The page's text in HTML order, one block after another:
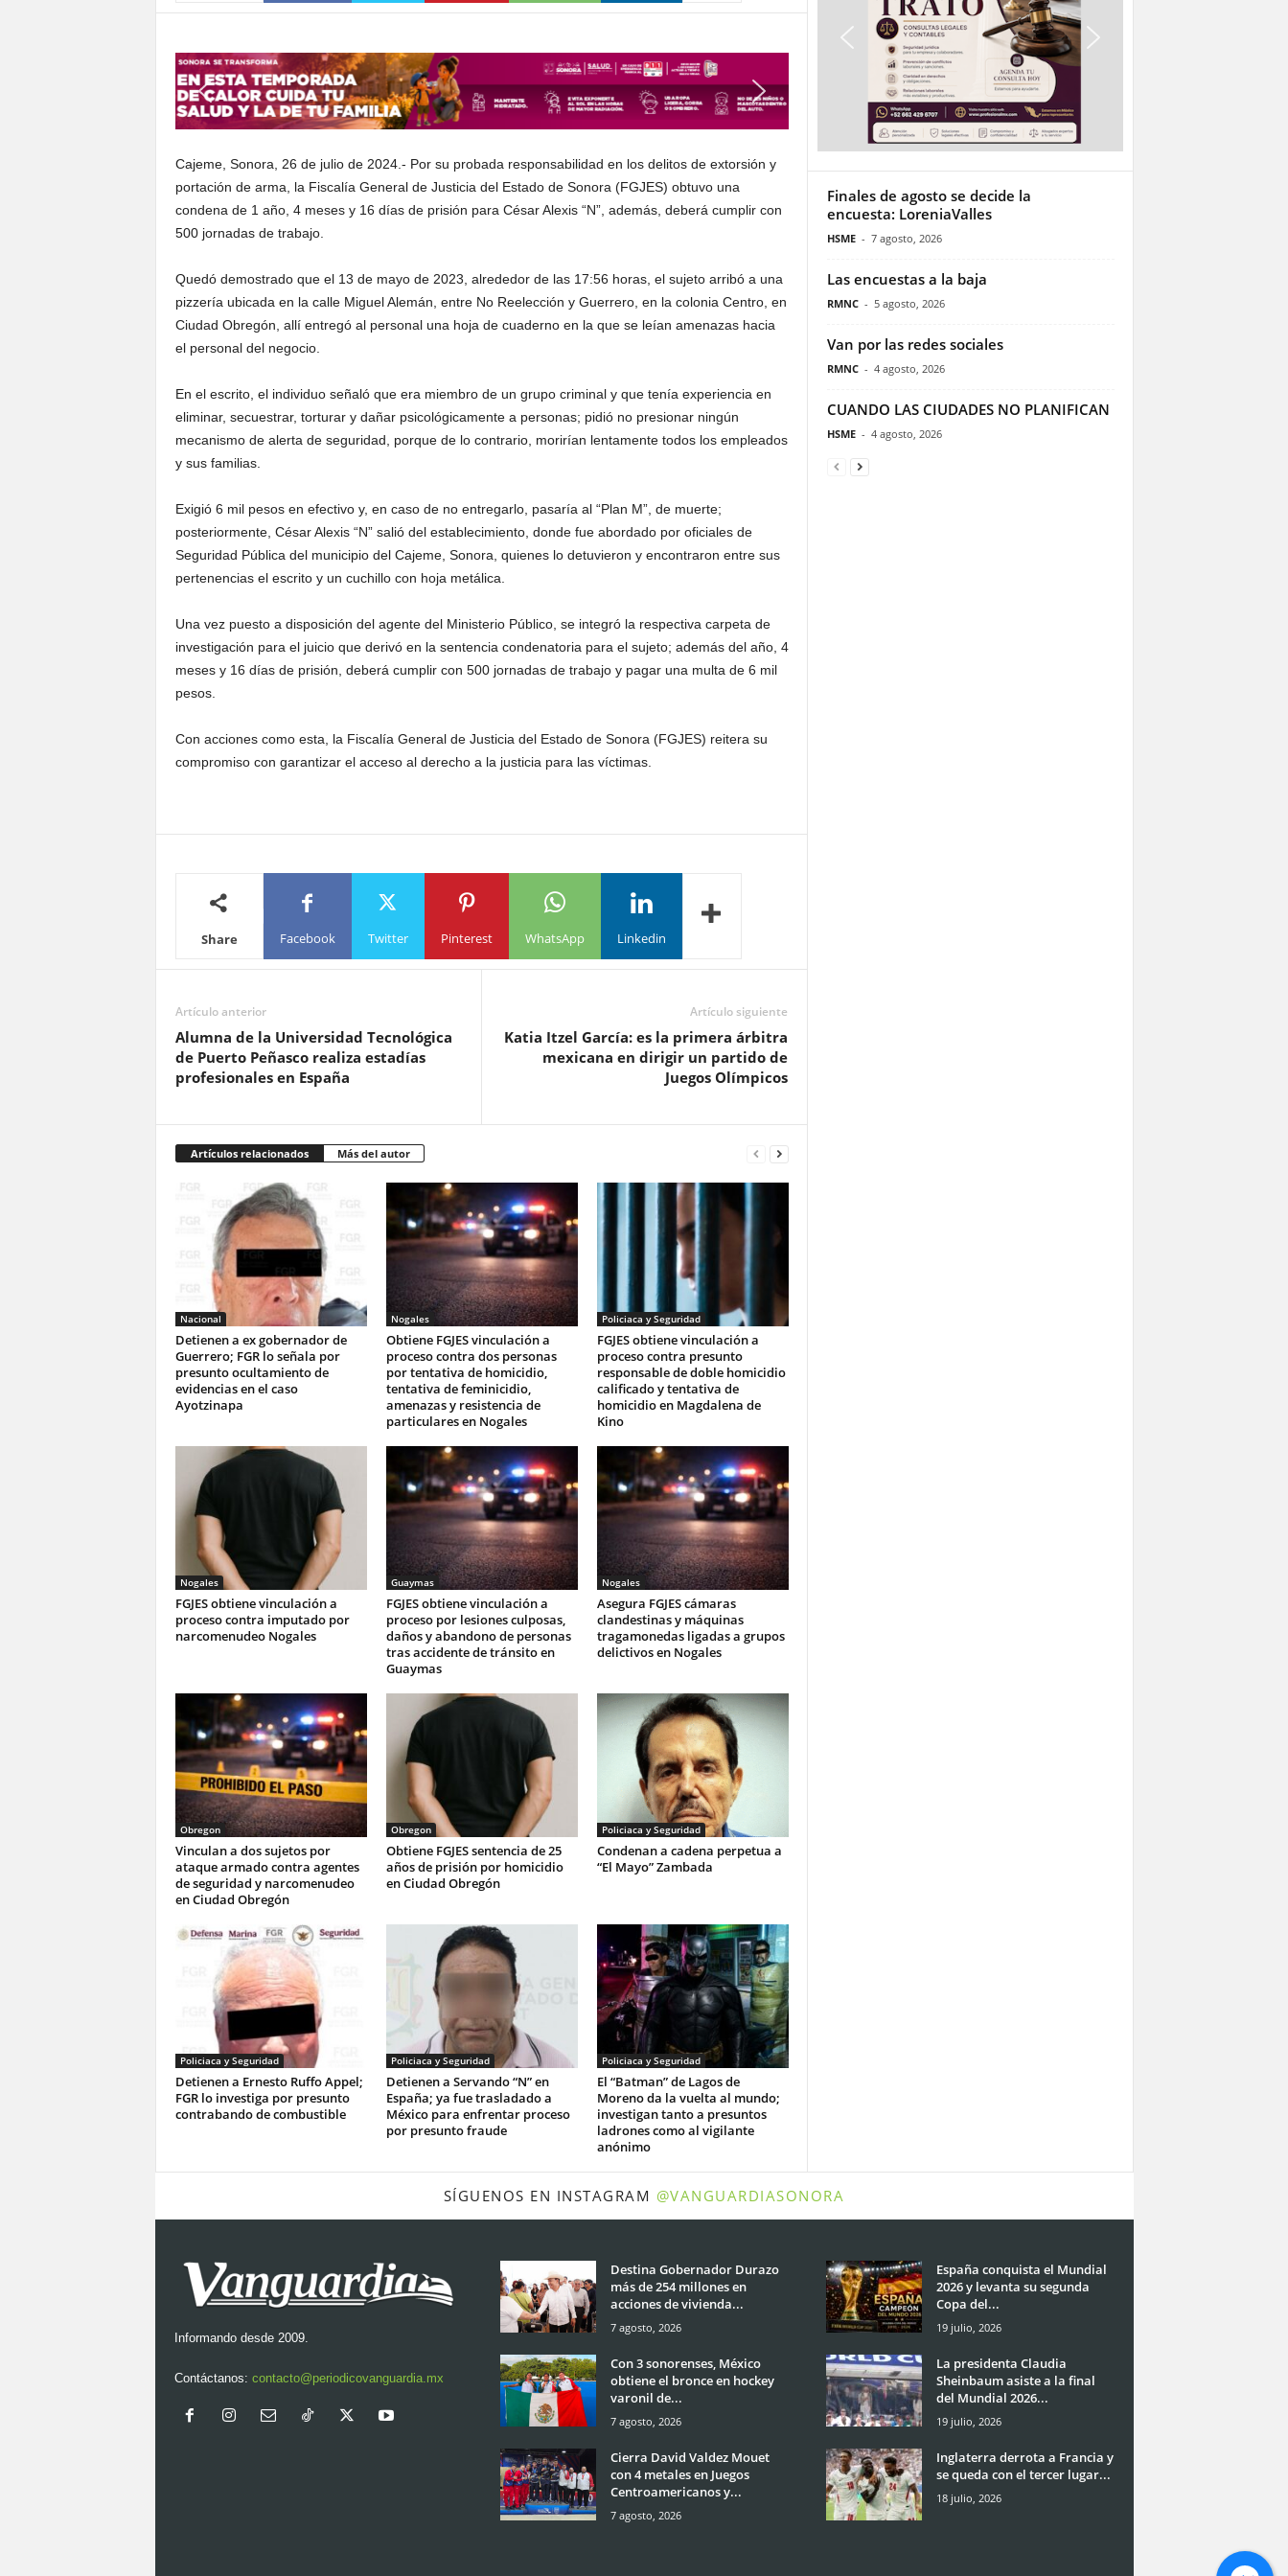
Cajeme, Sonora, 26 de julio de 2024.- Por su probada responsabilidad en los delitos de extorsión y
portación de arma, la Fiscalía General de Justicia del Estado de Sonora (FGJES) obtuvo una
condena de 1 año, 4 meses y 16 días de prisión para César Alexis “N”, además, deberá cumplir con
500 jornadas de trabajo.
Quedó demostrado que el 13 de mayo de 2023, alrededor de las 17:56 horas, el sujeto arribó a una
pizzería ubicada en la calle Miguel Alemán, entre No Reelección y Guerrero, en la colonia Centro, en
Ciudad Obregón, allí entregó al personal una hoja de cuaderno en la que se leían amenazas hacia
el personal del negocio.
En el escrito, el individuo señaló que era miembro de un grupo criminal y que tenía experiencia en
eliminar, secuestrar, torturar y dañar psicológicamente a personas; pidió no presionar ningún
mecanismo de alerta de seguridad, porque de lo contrario, morirían lentamente todos los empleados
y sus familias.
Exigió 6 mil pesos en efectivo y, en caso de no entregarlo, pasaría al “Plan M”, de muerte;
posteriormente, César Alexis “N” salió del establecimiento, donde fue abordado por oficiales de
Seguridad Pública del municipio del Cajeme, Sonora, quienes lo detuvieron y encontraron entre sus
pertenencias el escrito y un cuchillo con hoja metálica.
Una vez puesto a disposición del agente del Ministerio Público, se integró la respectiva carpeta de
investigación para el juicio que derivó en la sentencia condenatoria para el sujeto; además del año, 4
meses y 16 días de prisión, deberá cumplir con 500 jornadas de trabajo y pagar una multa de 6 mil
pesos.
Con acciones como esta, la Fiscalía General de Justicia del Estado de Sonora (FGJES) reitera su
compromiso con garantizar el acceso al derecho a la justicia para las víctimas.
Share Facebook Twitter Pinterest WhatsApp Linkedin
Artículo anterior
Alumna de la Universidad Tecnológica
de Puerto Peñasco realiza estadías
profesionales en España
Artículo siguiente
Katia Itzel García: es la primera árbitra
mexicana en dirigir un partido de
Juegos Olímpicos
Artículos relacionados Más del autor
Nacional
Detienen a ex gobernador de
Guerrero; FGR lo señala por
presunto ocultamiento de
evidencias en el caso
Ayotzinapa
Nogales
Obtiene FGJES vinculación a
proceso contra dos personas
por tentativa de homicidio,
tentativa de feminicidio,
amenazas y resistencia de
particulares en Nogales
Policiaca y Seguridad
FGJES obtiene vinculación a
proceso contra presunto
responsable de doble homicidio
calificado y tentativa de
homicidio en Magdalena de
Kino
Nogales
FGJES obtiene vinculación a
proceso contra imputado por
narcomenudeo Nogales
Guaymas
FGJES obtiene vinculación a
proceso por lesiones culposas,
daños y abandono de personas
tras accidente de tránsito en
Guaymas
Nogales
Asegura FGJES cámaras
clandestinas y máquinas
tragamonedas ligadas a grupos
delictivos en Nogales
Obregon
Vinculan a dos sujetos por
ataque armado contra agentes
de seguridad y narcomenudeo
en Ciudad Obregón
Obregon
Obtiene FGJES sentencia de 25
años de prisión por homicidio
en Ciudad Obregón
Policiaca y Seguridad
Condenan a cadena perpetua a
“El Mayo” Zambada
Policiaca y Seguridad
Detienen a Ernesto Ruffo Appel;
FGR lo investiga por presunto
contrabando de combustible
Policiaca y Seguridad
Detienen a Servando “N” en
España; ya fue trasladado a
México para enfrentar proceso
por presunto fraude
Policiaca y Seguridad
El “Batman” de Lagos de
Moreno da la vuelta al mundo;
investigan tanto a presuntos
ladrones como al vigilante
anónimo
Finales de agosto se decide la
encuesta: LoreniaValles
HSME - 7 agosto, 2026
Las encuestas a la baja
RMNC - 5 agosto, 2026
Van por las redes sociales
RMNC - 4 agosto, 2026
CUANDO LAS CIUDADES NO PLANIFICAN
HSME - 4 agosto, 2026
SÍGUENOS EN INSTAGRAM @VANGUARDIASONORA
Informando desde 2009.
Contáctanos: contacto@periodicovanguardia.mx
Destina Gobernador Durazo
más de 254 millones en
acciones de vivienda...
7 agosto, 2026
Con 3 sonorenses, México
obtiene el bronce en hockey
varonil de...
7 agosto, 2026
Cierra David Valdez Mouet
con 4 metales en Juegos
Centroamericanos y...
7 agosto, 2026
España conquista el Mundial
2026 y levanta su segunda
Copa del...
19 julio, 2026
La presidenta Claudia
Sheinbaum asiste a la final
del Mundial 2026...
19 julio, 2026
Inglaterra derrota a Francia y
se queda con el tercer lugar...
18 julio, 2026